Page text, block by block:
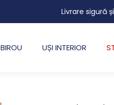
Livrare sigură
BIROU UȘI INTERIOR